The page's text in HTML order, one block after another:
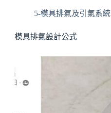
5-模具排氣及引氣系統
模具排氣設計公式